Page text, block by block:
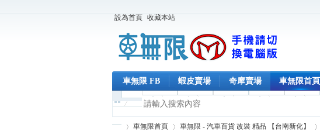
設為首頁 收藏本站
車無限 FB 蝦皮賣場 奇摩賣場 車無限首頁
車無限首頁 車無限 - 汽車百貨 改裝 精品 【台南新化】